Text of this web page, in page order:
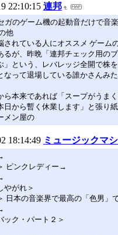
22:10:15 連邦
ガのゲーム機の起動音だけで音
他
されている人にオススメ ゲーム
るが、昨晩「連邦チェック用の
」という、レバレッジ全開で株
なって退場している誰かさんみ
ら本来であれば「スープがうま
日から暫く休業します」と張り
メン屋の
18:14:49 ミュージックマ
ピンクレディー→
やがれ＞
日本の音楽界で最高の「色男」
ック・パート２＞